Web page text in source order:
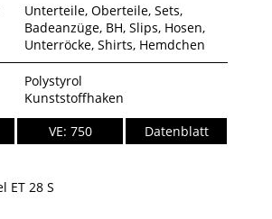
Unterteile, Oberteile, Sets,
Badeanzüge, BH, Slips, Hosen,
Unterröcke, Shirts, Hemdchen
Polystyrol
Kunststoffhaken
VE: 750 Datenblatt